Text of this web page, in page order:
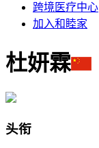
跨境医疗中心
加入和睦家
杜妍霖
头衔